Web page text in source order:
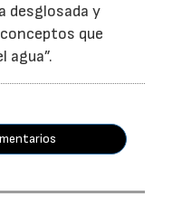
desglosada y
que
agua”.